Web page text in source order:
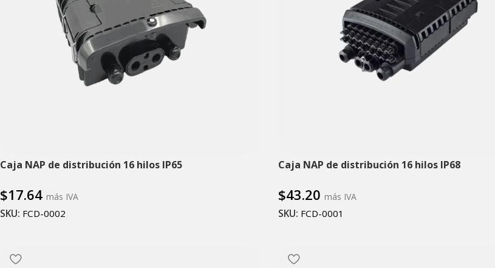
Caja NAP de distribución 16 hilos IP65
$17.64 más IVA
SKU: FCD-0002
Caja NAP de distribución 16 hilos IP68
$43.20 más IVA
SKU: FCD-0001